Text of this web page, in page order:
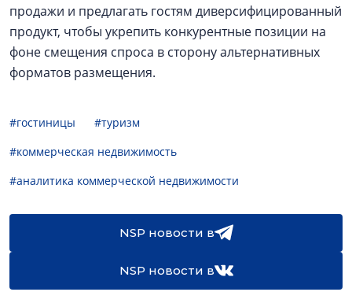
продажи и предлагать гостям диверсифицированный
продукт, чтобы укрепить конкурентные позиции на
фоне смещения спроса в сторону альтернативных
форматов размещения.
#гостиницы
#туризм
#коммерческая недвижимость
#аналитика коммерческой недвижимости
NSP новости в
NSP новости в